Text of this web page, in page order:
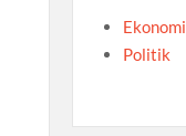
Ekonomi
Politik